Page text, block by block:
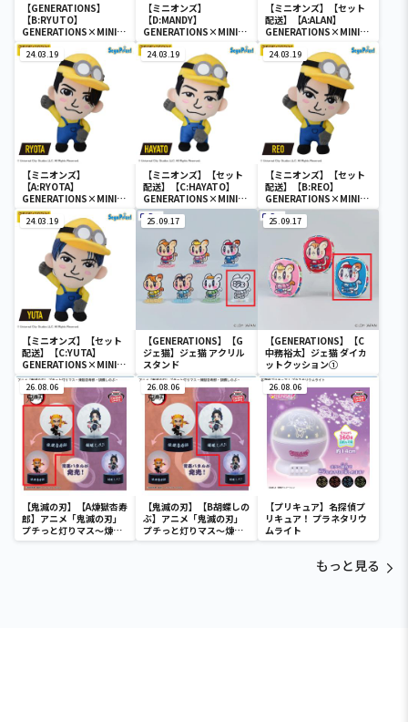
【GENERATIONS】
【B:RYUTO】
GENERATIONS×MINIO
N ミニぬいぐるみ～コス
プレデザインVer.1～
【ミニオンズ】
【D:MANDY】
GENERATIONS×MINIO
N ミニぬいぐるみ～コス
プレデザインVer.1～
【ミニオンズ】【セット
配送】【A:ALAN】
GENERATIONS×MINIO
N ミニぬいぐるみ～コス
プレデザインVer.1～
24.03.19
【ミニオンズ】
【A:RYOTA】
GENERATIONS×MINIO
N ミニぬいぐるみ～コス
プレデザインVer.2～
24.03.19
【ミニオンズ】【セット
配送】【C:HAYATO】
GENERATIONS×MINIO
N ミニぬいぐるみ～コス
プレデザインVer.1～
24.03.19
【ミニオンズ】【セット
配送】【B:REO】
GENERATIONS×MINIO
N ミニぬいぐるみ～コス
プレデザインVer.2～
24.03.19
【ミニオンズ】【セット
配送】【C:YUTA】
GENERATIONS×MINIO
N ミニぬいぐるみ～コス
プレデザインVer.2～
（EX）
25.09.17
【GENERATIONS】【G
ジェ猫】ジェ猫 アクリル
スタンド
25.09.17
【GENERATIONS】【C
中務裕太】ジェ猫 ダイカ
ットクッション①
26.08.06
【鬼滅の刃】【A煉獄杏寿
郎】アニメ「鬼滅の刃」
プチっと灯りマス～煉獄
杏寿郎・胡蝶しのぶ～
26.08.06
【鬼滅の刃】【B胡蝶しの
ぶ】アニメ「鬼滅の刃」
プチっと灯りマス～煉獄
杏寿郎・胡蝶しのぶ～
26.08.06
【プリキュア】名探偵プ
リキュア！ プラネタリウ
ムライト
もっと見る